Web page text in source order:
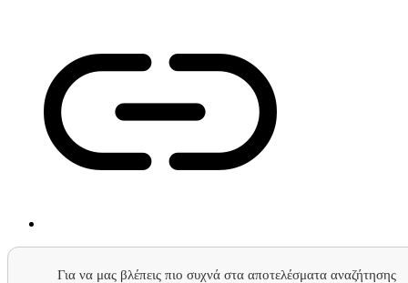
Για να μας βλέπεις πιο συχνά στα αποτελέσματα αναζήτησης